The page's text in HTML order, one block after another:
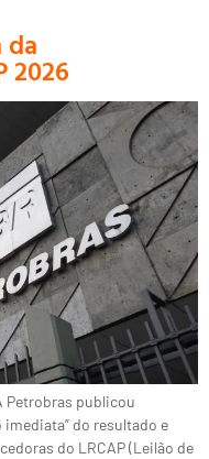
da
2026
Petrobras publicou
do resultado e
do LRCAP (Leilão de